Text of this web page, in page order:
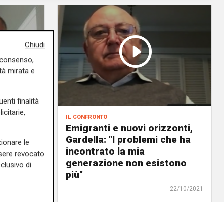
22/10/2021
il confronto
Emigranti e nuovi orizzonti,
Gardella: "I problemi che ha
incontrato la mia
generazione non esistono
più"
22/10/2021
Chiudi
mirata e
finalità
le
revocato
di